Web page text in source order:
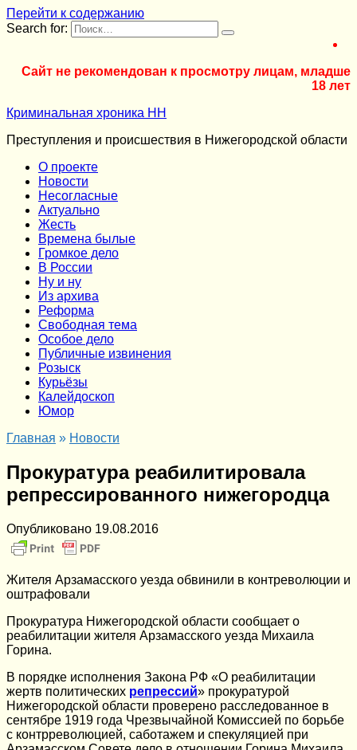
Перейти к содержанию
Search for:
Сайт не рекомендован к просмотру лицам, младше
18 лет
Криминальная хроника НН
Преступления и происшествия в Нижегородской области
О проекте
Новости
Несогласные
Актуально
Жесть
Времена былые
Громкое дело
В России
Ну и ну
Из архива
Реформа
Cвободная тема
Особое дело
Публичные извинения
Розыск
Курьёзы
Калейдоскоп
Юмор
Главная » Новости
Прокуратура реабилитировала
репрессированного нижегородца
Опубликовано 19.08.2016
Жителя Арзамасского уезда обвинили в контреволюции и
оштрафовали
Прокуратура Нижегородской области сообщает о
реабилитации жителя Арзамасского уезда Михаила
Горина.
В порядке исполнения Закона РФ «О реабилитации
жертв политических репрессий» прокуратурой
Нижегородской области проверено расследованное в
сентябре 1919 года Чрезвычайной Комиссией по борьбе
с контрреволюцией, саботажем и спекуляцией при